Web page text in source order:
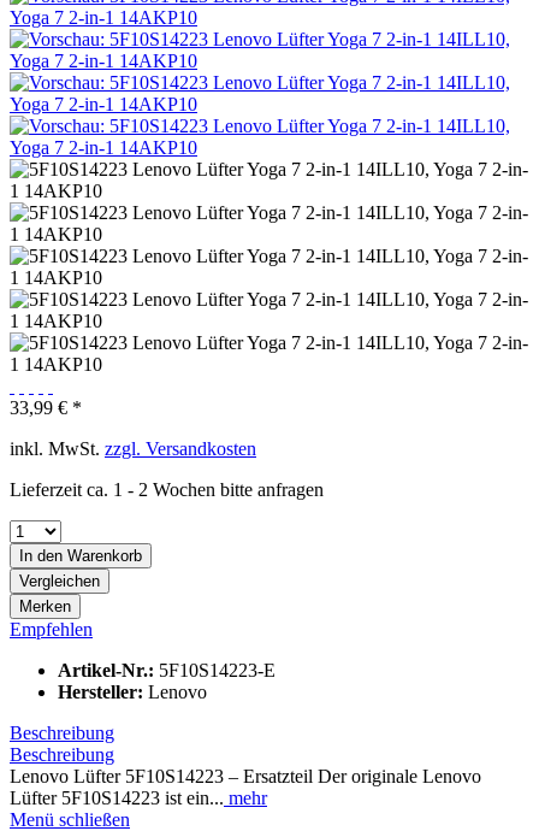
33,99 € *
inkl. MwSt. zzgl. Versandkosten
Lieferzeit ca. 1 - 2 Wochen bitte anfragen
In den Warenkorb
Vergleichen
Merken
Empfehlen
Artikel-Nr.: 5F10S14223-E
Hersteller: Lenovo
Beschreibung
Beschreibung
Lenovo Lüfter 5F10S14223 – Ersatzteil Der originale Lenovo
Lüfter 5F10S14223 ist ein... mehr
Menü schließen